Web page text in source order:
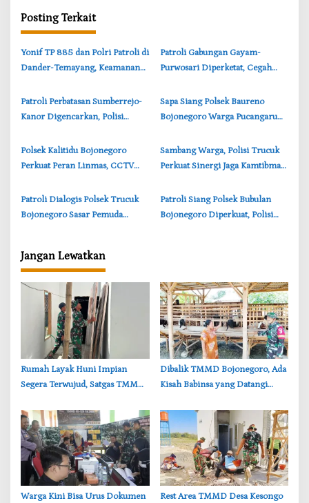
s
i
p
o
Posting Terkait
‎Yonif TP 885 dan Polri Patroli di
Dander-Temayang, Keamanan
‎Patroli Gabungan Gayam-
Purwosari Diperketat, Cegah
‎Patroli Perbatasan Sumberrejo-
Kanor Digencarkan, Polisi
Bojonegoro
‎Sapa Siang Polsek Baureno
Bojonegoro Warga Pucangarum
‎Polsek Kalitidu Bojonegoro
Perkuat Peran Linmas, CCTV
Pengamanan
‎Sambang Warga, Polisi Trucuk
Perkuat Sinergi Jaga Kamtibmas
‎Patroli Dialogis Polsek Trucuk
Bojonegoro Sasar Pemuda
‎Patroli Siang Polsek Bubulan
Bojonegoro Diperkuat, Polisi
Jangan Lewatkan
‎Rumah Layak Huni Impian
Segera Terwujud, Satgas TMMD
‎Dibalik TMMD Bojonegoro, Ada
Kisah Babinsa yang Datangi
Keluh Warga
‎Warga Kini Bisa Urus Dokumen
‎Rest Area TMMD Desa Kesongo